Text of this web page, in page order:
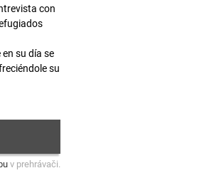
con
su día se
su
v prehrávači.